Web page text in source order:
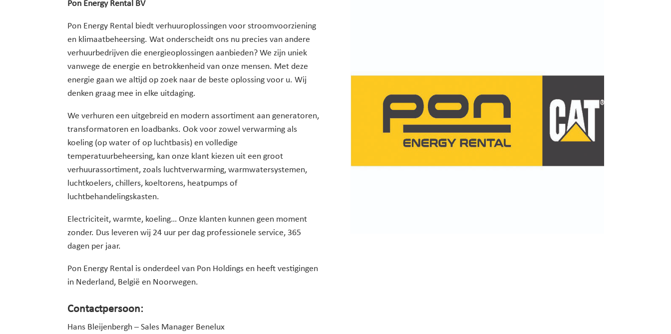
Pon Energy Rental BV
Pon Energy Rental biedt verhuuroplossingen voor stroomvoorziening
en klimaatbeheersing. Wat onderscheidt ons nu precies van andere
verhuurbedrijven die energieoplossingen aanbieden? We zijn uniek
vanwege de energie en betrokkenheid van onze mensen. Met deze
energie gaan we altijd op zoek naar de beste oplossing voor u. Wij
denken graag mee in elke uitdaging.
We verhuren een uitgebreid en modern assortiment aan generatoren,
transformatoren en loadbanks. Ook voor zowel verwarming als
koeling (op water of op luchtbasis) en volledige
temperatuurbeheersing, kan onze klant kiezen uit een groot
verhuurassortiment, zoals luchtverwarming, warmwatersystemen,
luchtkoelers, chillers, koeltorens, heatpumps of
luchtbehandelingskasten.
Electriciteit, warmte, koeling… Onze klanten kunnen geen moment
zonder. Dus leveren wij 24 uur per dag professionele service, 365
dagen per jaar.
Pon Energy Rental is onderdeel van Pon Holdings en heeft vestigingen
in Nederland, België en Noorwegen.
Contactpersoon:
Hans Bleijenbergh – Sales Manager Benelux